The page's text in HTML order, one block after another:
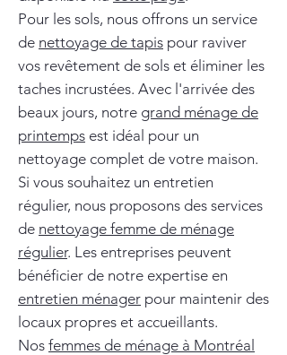
Pour les sols, nous offrons un service
de nettoyage de tapis pour raviver
vos revêtement de sols et éliminer les
taches incrustées. Avec l'arrivée des
beaux jours, notre grand ménage de
printemps est idéal pour un
nettoyage complet de votre maison.
Si vous souhaitez un entretien
régulier, nous proposons des services
de nettoyage femme de ménage
régulier. Les entreprises peuvent
bénéficier de notre expertise en
entretien ménager pour maintenir des
locaux propres et accueillants.
Nos femmes de ménage à Montréal